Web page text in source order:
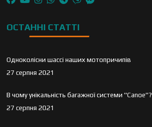
ОСТАННІ СТАТТІ
Одноколісни шассі наших мотопричипів
27 серпня 2021
В чому унікальність багажної системи "Canoe"?
27 серпня 2021